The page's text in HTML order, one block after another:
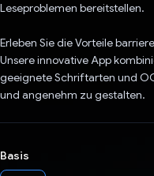
Leseproblemen bereitstellen.
Erleben Sie die Vorteile
Unsere innovative App
geeignete Schriftarten und
und angenehm zu gestalten.
Basis